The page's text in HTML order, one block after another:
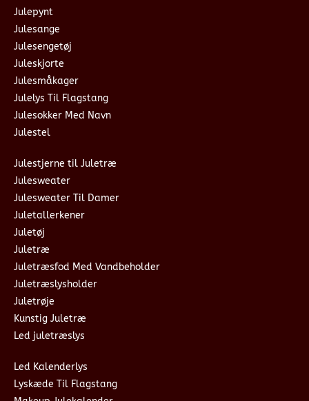
Julepynt
Julesange
Julesengetøj
Juleskjorte
Julesmåkager
Julelys Til Flagstang
Julesokker Med Navn
Julestel
Julestjerne til Juletræ
Julesweater
Julesweater Til Damer
Juletallerkener
Juletøj
Juletræ
Juletræsfod Med Vandbeholder
Juletræslysholder
Juletrøje
Kunstig Juletræ
Led juletræslys
Led Kalenderlys
Lyskæde Til Flagstang